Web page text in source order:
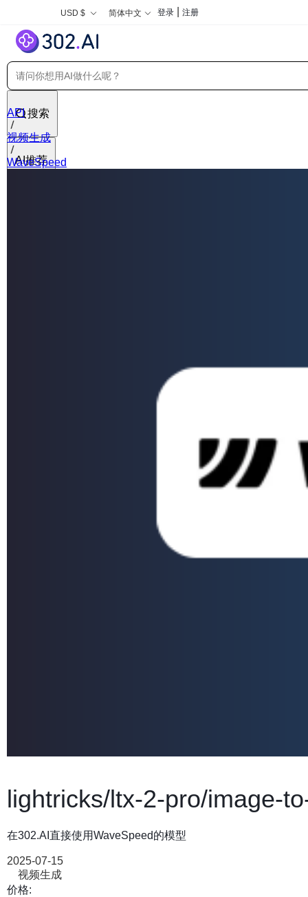
USD $ 简体中文 登录 注册
搜索
AI推荐
API
视频生成
WaveSpeed
lightricks/ltx-2-pro/image-
在302.AI直接使用WaveSpeed的模型
2025-07-15
视频生成
价格: